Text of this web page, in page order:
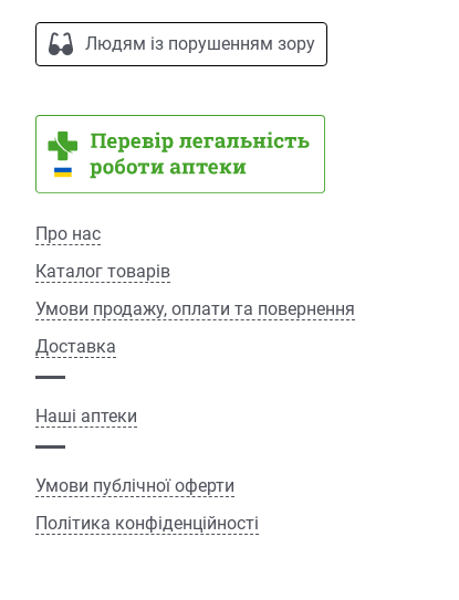
Людям із порушенням зору
Про нас
Каталог товарів
Умови продажу, оплати та повернення
Доставка
Наші аптеки
Умови публічної оферти
Політика конфіденційності